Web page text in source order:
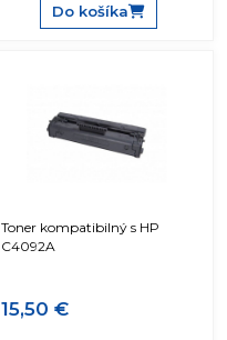
Do košíka
Toner kompatibilný s HP
C4092A
15,50 €